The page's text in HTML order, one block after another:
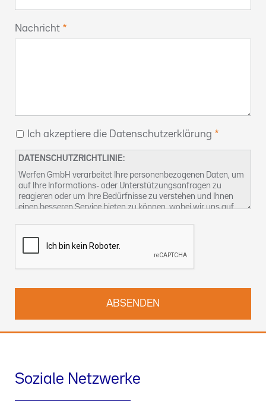
Nachricht
Ich akzeptiere die Datenschutzerklärung
DATENSCHUTZRICHTLINIE:
Werfen GmbH verarbeitet Ihre personenbezogenen Daten, um
auf Ihre Informations- oder Unterstützungsanfragen zu
reagieren oder um Ihre Bedürfnisse zu verstehen und Ihnen
einen besseren Service bieten zu können, wobei wir uns auf
ausüben können, finden Sie in unserer
Sie können uns auch unterkontact-dsb@althammer-kill.de
Soziale Netzwerke